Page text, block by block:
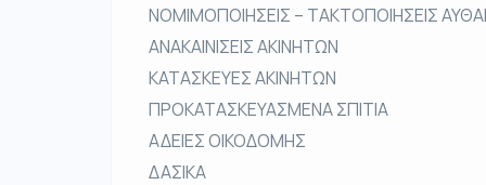
ΝΟΜΙΜΟΠΟΙΗΣΕΙΣ – ΤΑΚΤΟΠΟΙΗΣΕΙΣ
ΑΝΑΚΑΙΝΙΣΕΙΣ ΑΚΙΝΗΤΩΝ
ΚΑΤΑΣΚΕΥΕΣ ΑΚΙΝΗΤΩΝ
ΠΡΟΚΑΤΑΣΚΕΥΑΣΜΕΝΑ ΣΠΙΤΙΑ
ΑΔΕΙΕΣ ΟΙΚΟΔΟΜΗΣ
ΔΑΣΙΚΑ